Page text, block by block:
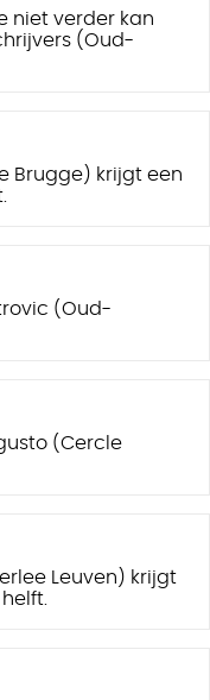
niet verder kan
(Oud-
Brugge) krijgt een
(Oud-
(Cercle
Leuven) krijgt